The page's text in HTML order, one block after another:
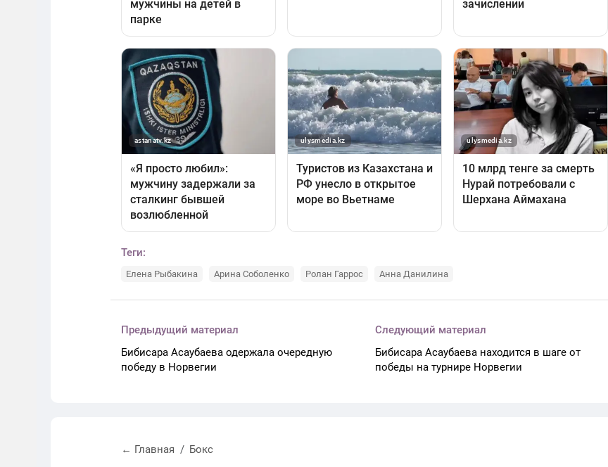
Теги:
Елена Рыбакина Арина Соболенко Ролан Гаррос Анна Данилина
Предыдущий материал
Бибисара Асаубаева одержала очередную
победу в Норвегии
Следующий материал
Бибисара Асаубаева находится в шаге от
победы на турнире Норвегии
← Главная Бокс